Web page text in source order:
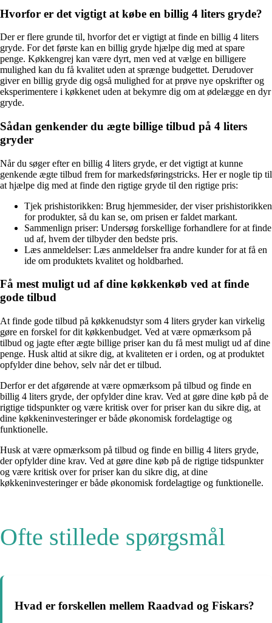
Hvorfor er det vigtigt at købe en billig 4 liters gryde?
Der er flere grunde til, hvorfor det er vigtigt at finde en billig 4 liters
gryde. For det første kan en billig gryde hjælpe dig med at spare
penge. Køkkengrej kan være dyrt, men ved at vælge en billigere
mulighed kan du få kvalitet uden at sprænge budgettet. Derudover
giver en billig gryde dig også mulighed for at prøve nye opskrifter og
eksperimentere i køkkenet uden at bekymre dig om at ødelægge en dyr
gryde.
Sådan genkender du ægte billige tilbud på 4 liters
gryder
Når du søger efter en billig 4 liters gryde, er det vigtigt at kunne
genkende ægte tilbud frem for markedsføringstricks. Her er nogle tip til
at hjælpe dig med at finde den rigtige gryde til den rigtige pris:
Tjek prishistorikken: Brug hjemmesider, der viser prishistorikken
for produkter, så du kan se, om prisen er faldet markant.
Sammenlign priser: Undersøg forskellige forhandlere for at finde
ud af, hvem der tilbyder den bedste pris.
Læs anmeldelser: Læs anmeldelser fra andre kunder for at få en
ide om produktets kvalitet og holdbarhed.
Få mest muligt ud af dine køkkenkøb ved at finde
gode tilbud
At finde gode tilbud på køkkenudstyr som 4 liters gryder kan virkelig
gøre en forskel for dit køkkenbudget. Ved at være opmærksom på
tilbud og jagte efter ægte billige priser kan du få mest muligt ud af dine
penge. Husk altid at sikre dig, at kvaliteten er i orden, og at produktet
opfylder dine behov, selv når det er tilbud.
Derfor er det afgørende at være opmærksom på tilbud og finde en
billig 4 liters gryde, der opfylder dine krav. Ved at gøre dine køb på de
rigtige tidspunkter og være kritisk over for priser kan du sikre dig, at
dine køkkeninvesteringer er både økonomisk fordelagtige og
funktionelle.
Husk at være opmærksom på tilbud og finde en billig 4 liters gryde,
der opfylder dine krav. Ved at gøre dine køb på de rigtige tidspunkter
og være kritisk over for priser kan du sikre dig, at dine
køkkeninvesteringer er både økonomisk fordelagtige og funktionelle.
Ofte stillede spørgsmål
Hvad er forskellen mellem Raadvad og Fiskars?